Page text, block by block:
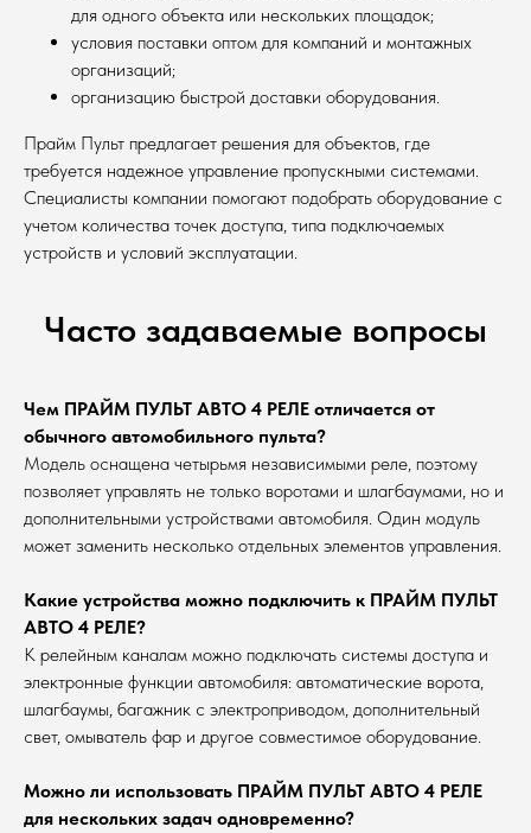
для одного объекта или нескольких площадок;
условия поставки оптом для компаний и монтажных
организаций;
организацию быстрой доставки оборудования.
Прайм Пульт предлагает решения для объектов, где
требуется надежное управление пропускными системами.
Специалисты компании помогают подобрать оборудование с
учетом количества точек доступа, типа подключаемых
устройств и условий эксплуатации.
Часто задаваемые вопросы
Чем ПРАЙМ ПУЛЬТ АВТО 4 РЕЛЕ отличается от
обычного автомобильного пульта?
Модель оснащена четырьмя независимыми реле, поэтому
позволяет управлять не только воротами и шлагбаумами, но и
дополнительными устройствами автомобиля. Один модуль
может заменить несколько отдельных элементов управления.
Какие устройства можно подключить к ПРАЙМ ПУЛЬТ
АВТО 4 РЕЛЕ?
К релейным каналам можно подключать системы доступа и
электронные функции автомобиля: автоматические ворота,
шлагбаумы, багажник с электроприводом, дополнительный
свет, омыватель фар и другое совместимое оборудование.
Можно ли использовать ПРАЙМ ПУЛЬТ АВТО 4 РЕЛЕ
для нескольких задач одновременно?